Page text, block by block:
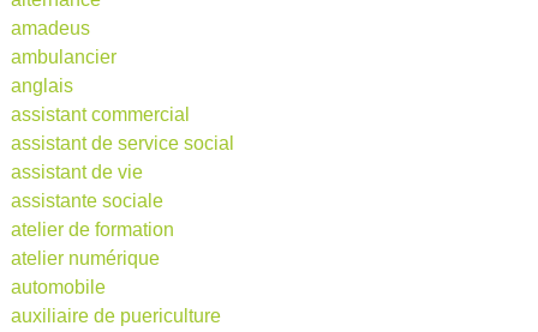
amadeus
ambulancier
anglais
assistant commercial
assistant de service social
assistant de vie
assistante sociale
atelier de formation
atelier numérique
automobile
auxiliaire de puericulture